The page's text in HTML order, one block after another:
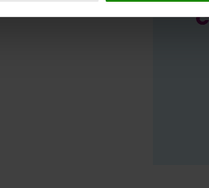
om functies voor social media te
gegevens combineren met andere informatie
van hun services. U gaat akkoord met onze